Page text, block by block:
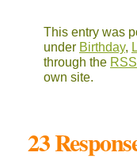
This entry was
under Birthday,
through the
own site.
23